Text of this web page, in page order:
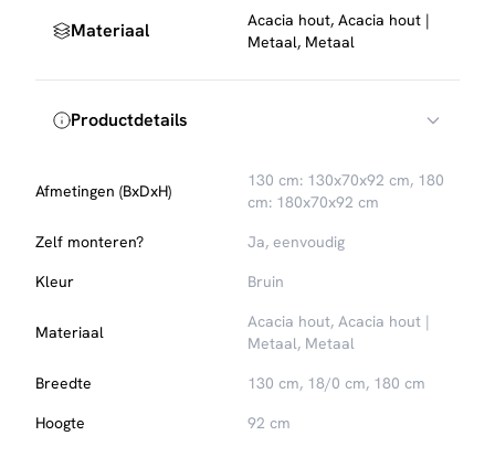
Materiaal
Acacia hout, Acacia hout |
Metaal, Metaal
Productdetails
Afmetingen (BxDxH)
130 cm: 130x70x92 cm, 180
cm: 180x70x92 cm
Zelf monteren?
Ja, eenvoudig
Kleur
Bruin
Materiaal
Acacia hout, Acacia hout |
Metaal, Metaal
Breedte
130 cm, 18/0 cm, 180 cm
Hoogte
92 cm